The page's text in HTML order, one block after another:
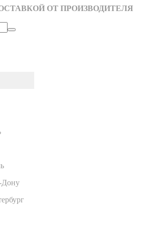
ОТ ПРОИЗВОДИТЕЛЯ
Дону